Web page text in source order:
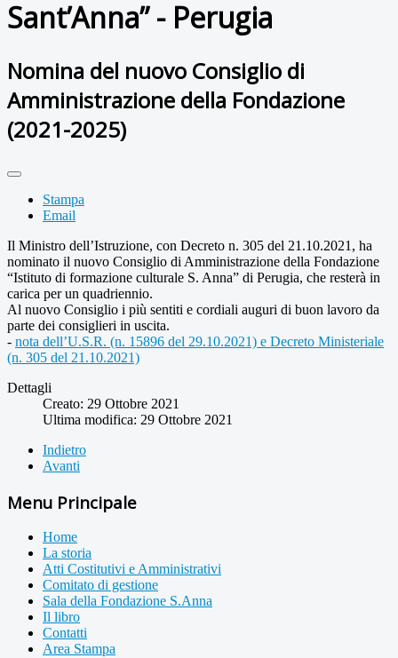
Sant’Anna” - Perugia
Nomina del nuovo Consiglio di
Amministrazione della Fondazione
(2021-2025)
Stampa
Email
Il Ministro dell’Istruzione, con Decreto n. 305 del 21.10.2021, ha
nominato il nuovo Consiglio di Amministrazione della Fondazione
“Istituto di formazione culturale S. Anna” di Perugia, che resterà in
carica per un quadriennio.
Al nuovo Consiglio i più sentiti e cordiali auguri di buon lavoro da
parte dei consiglieri in uscita.
- nota dell’U.S.R. (n. 15896 del 29.10.2021) e Decreto Ministeriale
(n. 305 del 21.10.2021)
Dettagli
Creato: 29 Ottobre 2021
Ultima modifica: 29 Ottobre 2021
Indietro
Avanti
Menu Principale
Home
La storia
Atti Costitutivi e Amministrativi
Comitato di gestione
Sala della Fondazione S.Anna
Il libro
Contatti
Area Stampa